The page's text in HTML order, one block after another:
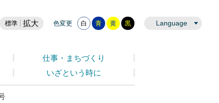
標準 拡大 色変更 白 青 黄 黒 Language
仕事・まちづくり
いざという時に